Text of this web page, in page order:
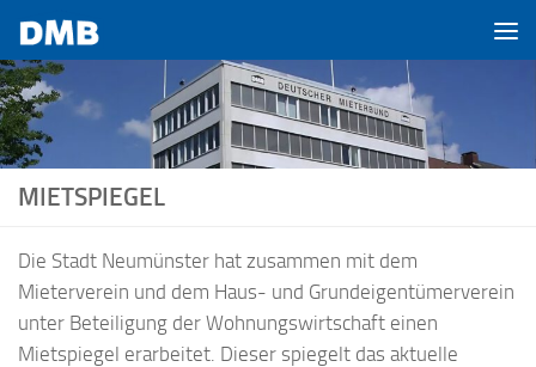
Zum Inhalt springen
MIETSPIEGEL
Die Stadt Neumünster hat zusammen mit dem
Mieterverein und dem Haus- und Grundeigentümerverein
unter Beteiligung der Wohnungswirtschaft einen
Mietspiegel erarbeitet. Dieser spiegelt das aktuelle